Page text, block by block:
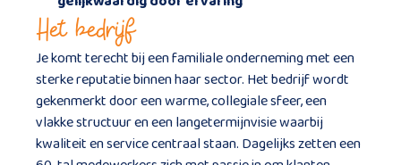
Het bedrijf
Je komt terecht bij een familiale onderneming met een
sterke reputatie binnen haar sector. Het bedrijf wordt
gekenmerkt door een warme, collegiale sfeer, een
vlakke structuur en een langetermijnvisie waarbij
kwaliteit en service centraal staan. Dagelijks zetten een